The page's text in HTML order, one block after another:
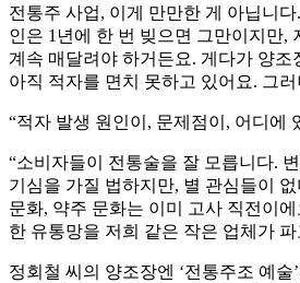
전통주 사업, 이게 만만한 게 아닙니
인은 1년에 한 번 빚으면 그만이지만,
계속 매달려야 하거든요. 게다가 양조
아직 적자를 면치 못하고 있어요. 그
“적자 발생 원인이, 문제점이, 어디에
“소비자들이 전통술을 잘 모릅니다.
기심을 가질 법하지만, 별 관심들이
문화, 약주 문화는 이미 고사 직전이
한 유통망을 저희 같은 작은 업체가
정회철 씨의 양조장엔 ‘전통주조 예술